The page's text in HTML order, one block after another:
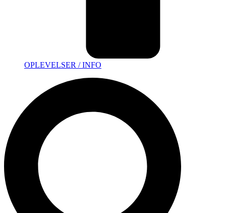
OPLEVELSER / INFO